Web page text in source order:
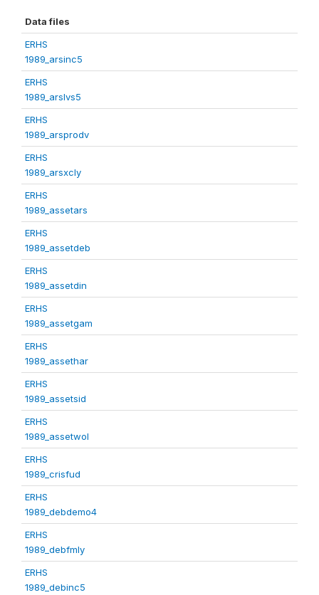
Data files
ERHS
1989_arsinc5
ERHS
1989_arslvs5
ERHS
1989_arsprodv
ERHS
1989_arsxcly
ERHS
1989_assetars
ERHS
1989_assetdeb
ERHS
1989_assetdin
ERHS
1989_assetgam
ERHS
1989_assethar
ERHS
1989_assetsid
ERHS
1989_assetwol
ERHS
1989_crisfud
ERHS
1989_debdemo4
ERHS
1989_debfmly
ERHS
1989_debinc5